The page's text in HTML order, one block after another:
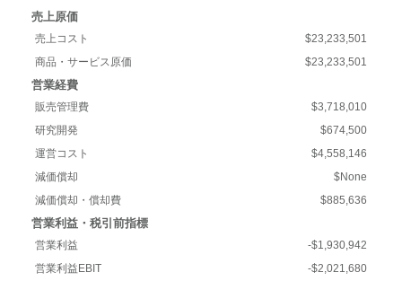
売上原価
売上コスト
$23,233,501
商品・サービス原価
$23,233,501
営業経費
販売管理費
$3,718,010
研究開発
$674,500
運営コスト
$4,558,146
減価償却
$None
減価償却・償却費
$885,636
営業利益・税引前指標
営業利益
-$1,930,942
営業利益EBIT
-$2,021,680